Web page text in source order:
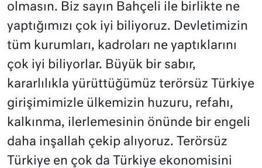
olmasın. Biz sayın Bahçeli ile birlikte ne
yaptığımızı çok iyi biliyoruz. Devletimizin
tüm kurumları, kadroları ne yaptıklarını
çok iyi biliyorlar. Büyük bir sabır,
kararlılıkla yürüttüğümüz terörsüz Türkiye
girişimimizle ülkemizin huzuru, refahı,
kalkınma, ilerlemesinin önünde bir engeli
daha inşallah çekip alıyoruz. Terörsüz
Türkiye en çok da Türkiye ekonomisini